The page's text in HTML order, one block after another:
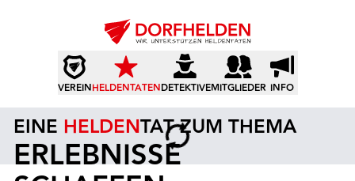
VEREINHELDENTATENDETEKTIVEMITGLIEDER INFO
EINE HELDENTAT ZUM THEMA
ERLEBNISSE